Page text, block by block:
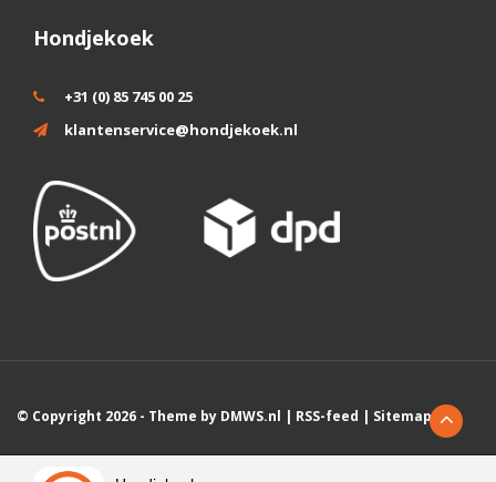
Hondjekoek
+31 (0) 85 745 00 25
klantenservice@hondjekoek.nl
© Copyright 2026 - Theme by DMWS.nl RSS-feed Sitemap
Wij slaan cookies op om onze website te verbeteren. Is dat akkoord?